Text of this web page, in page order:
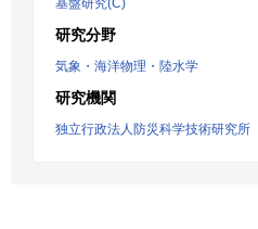
基盤研究(C)
研究分野
気象・海洋物理・陸水学
研究機関
独立行政法人防災科学技術研究所